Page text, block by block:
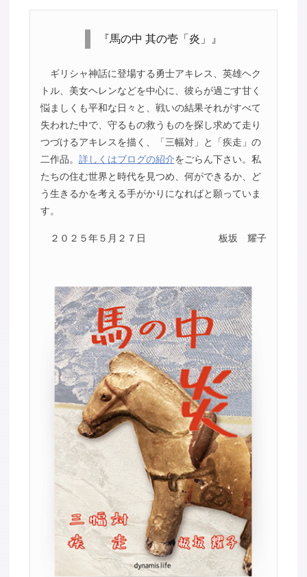
『馬の中 其の壱「炎」』
ギリシャ神話に登場する勇士アキレス、英雄ヘク
トル、美女ヘレンなどを中心に、彼らが過ごす甘く
悩ましくも平和な日々と、戦いの結果それがすべて
失われた中で、守るもの救うものを探し求めて走り
つづけるアキレスを描く、「三幅対」と「疾走」の
二作品。 詳しくはブログの紹介をごらん下さい。私
たちの住む世界と時代を見つめ、何ができるか、ど
う生きるかを考える手がかりになればと願っていま
す。
２０２５年５月２７日 板坂 耀子